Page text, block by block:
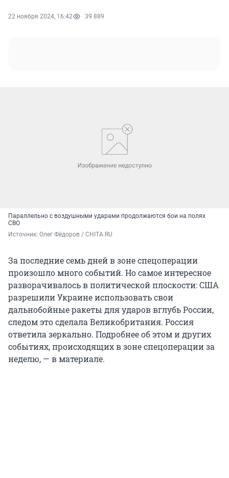
22 ноября 2024, 16:42 39 889
Параллельно с воздушными ударами продолжаются бои на полях
СВО
Источник: Олег Фёдоров / CHITA.RU
За последние семь дней в зоне спецоперации
произошло много событий. Но самое интересное
разворачивалось в политической плоскости: США
разрешили Украине использовать свои
дальнобойные ракеты для ударов вглубь России,
следом это сделала Великобритания. Россия
ответила зеркально. Подробнее об этом и других
событиях, происходящих в зоне спецоперации за
неделю, — в материале.